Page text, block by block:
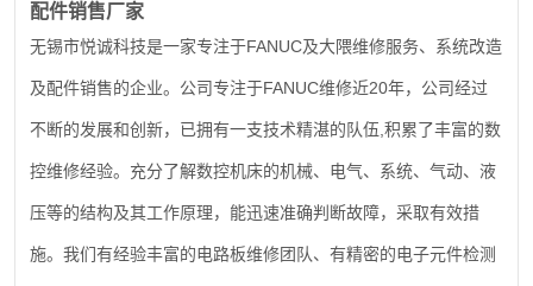
配件销售厂家
无锡市悦诚科技是一家专注于FANUC及大隈维修服务、系统改造
及配件销售的企业。公司专注于FANUC维修近20年，公司经过
不断的发展和创新，已拥有一支技术精湛的队伍 ,积累了丰富的数
控维修经验。充分了解数控机床的机械、电气、系统、气动、液
压等的结构及其工作原理，能迅速准确判断故障，采取有效措
施。我们有经验丰富的电路板维修团队、有精密的电子元件检测